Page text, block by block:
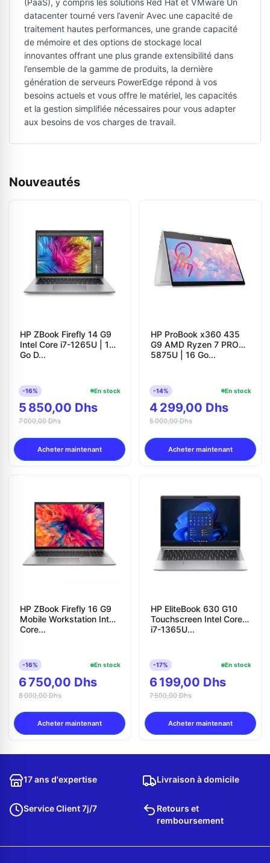
(PaaS), y compris les solutions Red Hat et VMware Un
datacenter tourné vers l’avenir Avec une capacité de
traitement hautes performances, une grande capacité
de mémoire et des options de stockage local
innovantes offrant une plus grande extensibilité dans
l’ensemble de la gamme de produits, la dernière
génération de serveurs PowerEdge répond à vos
besoins actuels et vous offre le matériel, les capacités
et la gestion simplifiée nécessaires pour vous adapter
aux besoins de vos charges de travail.
Nouveautés
HP ZBook Firefly 14 G9
Intel Core i7-1265U | 16
Go D...
-16% En stock
5 850,00 Dhs
7 000,00 Dhs
Acheter maintenant
HP ProBook x360 435
G9 AMD Ryzen 7 PRO
5875U | 16 Go...
-14% En stock
4 299,00 Dhs
5 000,00 Dhs
Acheter maintenant
HP ZBook Firefly 16 G9
Mobile Workstation Intel
Core...
-16% En stock
6 750,00 Dhs
8 000,00 Dhs
Acheter maintenant
HP EliteBook 630 G10
Touchscreen Intel Core
i7-1365U...
-17% En stock
6 199,00 Dhs
7 500,00 Dhs
Acheter maintenant
17 ans d'expertise Livraison à domicile
Service Client 7j/7
Retours et
remboursement